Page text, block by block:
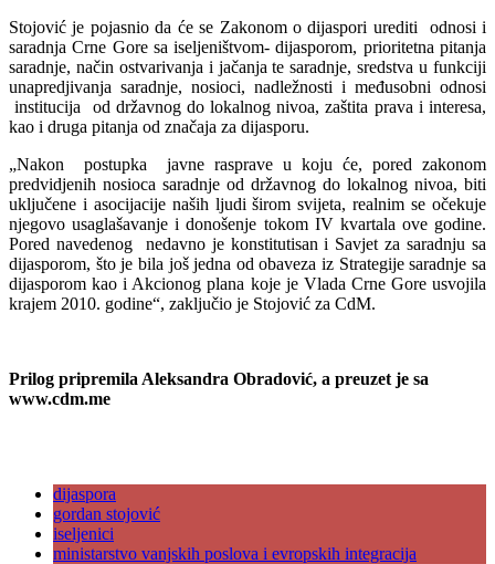
Stojović je pojasnio da će se Zakonom o dijaspori urediti odnosi i
saradnja Crne Gore sa iseljeništvom- dijasporom, prioritetna pitanja
saradnje, način ostvarivanja i jačanja te saradnje, sredstva u funkciji
unapredjivanja saradnje, nosioci, nadležnosti i međusobni odnosi
institucija od državnog do lokalnog nivoa, zaštita prava i interesa,
kao i druga pitanja od značaja za dijasporu.
„Nakon postupka javne rasprave u koju će, pored zakonom
predvidjenih nosioca saradnje od državnog do lokalnog nivoa, biti
uključene i asocijacije naših ljudi širom svijeta, realnim se očekuje
njegovo usaglašavanje i donošenje tokom IV kvartala ove godine.
Pored navedenog nedavno je konstitutisan i Savjet za saradnju sa
dijasporom, što je bila još jedna od obaveza iz Strategije saradnje sa
dijasporom kao i Akcionog plana koje je Vlada Crne Gore usvojila
krajem 2010. godine“, zaključio je Stojović za CdM.
Prilog pripremila Aleksandra Obradović, a preuzet je sa
www.cdm.me
dijaspora
gordan stojović
iseljenici
ministarstvo vanjskih poslova i evropskih integracija